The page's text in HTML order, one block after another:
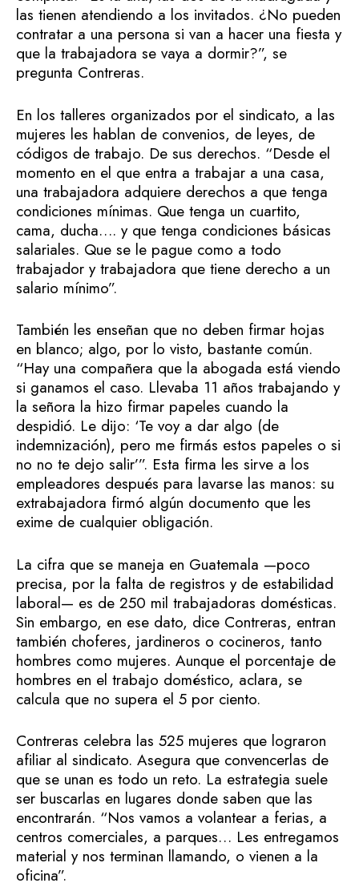
las tienen atendiendo a los invitados. ¿No pueden
contratar a una persona si van a hacer una fiesta y
que la trabajadora se vaya a dormir?”, se
pregunta Contreras.
En los talleres organizados por el sindicato, a las
mujeres les hablan de convenios, de leyes, de
códigos de trabajo. De sus derechos. “Desde el
momento en el que entra a trabajar a una casa,
una trabajadora adquiere derechos a que tenga
condiciones mínimas. Que tenga un cuartito,
cama, ducha…. y que tenga condiciones básicas
salariales. Que se le pague como a todo
trabajador y trabajadora que tiene derecho a un
salario mínimo”.
También les enseñan que no deben firmar hojas
en blanco; algo, por lo visto, bastante común.
“Hay una compañera que la abogada está viendo
si ganamos el caso. Llevaba 11 años trabajando y
la señora la hizo firmar papeles cuando la
despidió. Le dijo: ‘Te voy a dar algo (de
indemnización), pero me firmás estos papeles o si
no no te dejo salir’”. Esta firma les sirve a los
empleadores después para lavarse las manos: su
extrabajadora firmó algún documento que les
exime de cualquier obligación.
La cifra que se maneja en Guatemala —poco
precisa, por la falta de registros y de estabilidad
laboral— es de 250 mil trabajadoras domésticas.
Sin embargo, en ese dato, dice Contreras, entran
también choferes, jardineros o cocineros, tanto
hombres como mujeres. Aunque el porcentaje de
hombres en el trabajo doméstico, aclara, se
calcula que no supera el 5 por ciento.
Contreras celebra las 525 mujeres que lograron
afiliar al sindicato. Asegura que convencerlas de
que se unan es todo un reto. La estrategia suele
ser buscarlas en lugares donde saben que las
encontrarán. “Nos vamos a volantear a ferias, a
centros comerciales, a parques… Les entregamos
material y nos terminan llamando, o vienen a la
oficina”.